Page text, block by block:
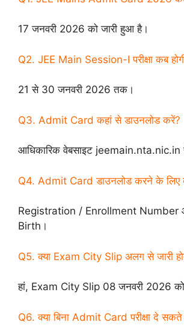
17 जनवरी 2026 को जारी हुआ है।
Q2. JEE Main Session-I परीक्षा कब
21 से 30 जनवरी 2026 तक।
Q3. Admit Card कहां से डाउनलोड करें?
आधिकारिक वेबसाइट jeemain.nta.nic.in
Q4. Admit Card डाउनलोड करने के लिए
Registration / Enrollment Number
Birth।
Q5. क्या Exam City Slip अलग से जारी
हां, Exam City Slip 08 जनवरी 2026 को
Q6. क्या बिना Admit Card परीक्षा दे